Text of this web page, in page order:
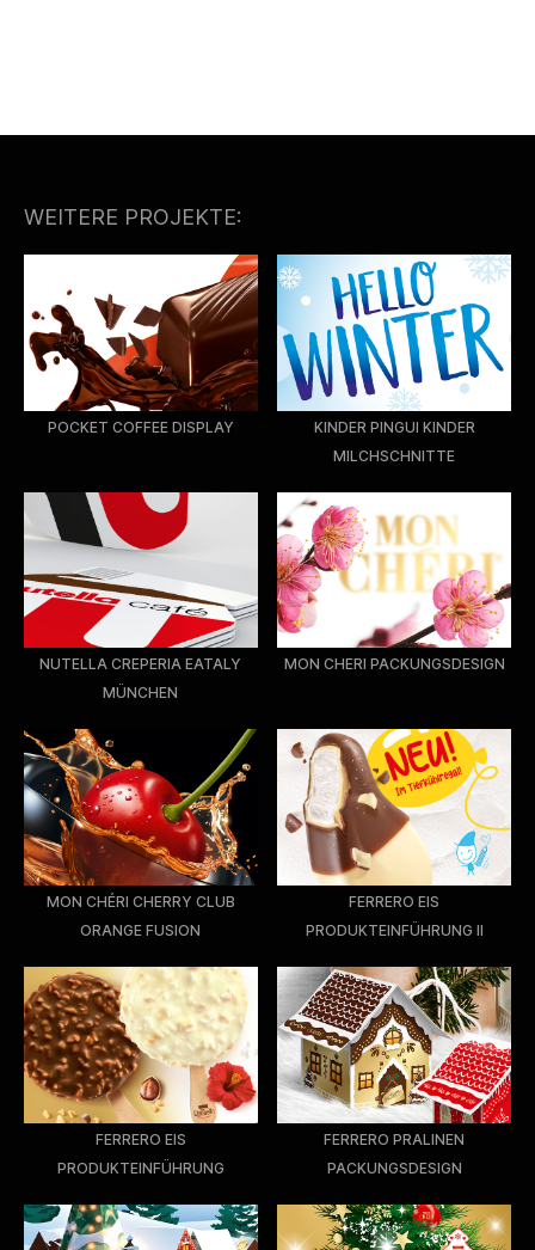
WEITERE PROJEKTE:
POCKET COFFEE DISPLAY
KINDER PINGUI KINDER
MILCHSCHNITTE
NUTELLA CREPERIA EATALY
MÜNCHEN
MON CHERI PACKUNGSDESIGN
MON CHÉRI CHERRY CLUB
ORANGE FUSION
FERRERO EIS
PRODUKTEINFÜHRUNG II
FERRERO EIS
PRODUKTEINFÜHRUNG
FERRERO PRALINEN
PACKUNGSDESIGN